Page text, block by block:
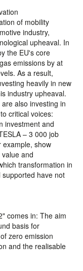
of mobility
industry,
upheaval. In
the EU's core
emissions by at
As a result,
heavily in new
industry upheaval.
also investing in
critical voices:
investment and
– 3 000 job
example, show
and
transformation in
have not
comes in: The aim
basis for
zero emission
and the realisable